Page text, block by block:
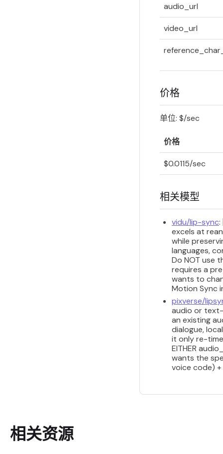
audio_url
video_url
价格
单位: $/sec
价格
$0.0115/sec
相关模型
vidu/lip-sync:
excels at
while
languages,
Do NOT use
requires a
wants to
Motion Sync
pixverse/
audio or
an existing
dialogue,
it only re-
EITHER
wants the
voice code)
相关资源